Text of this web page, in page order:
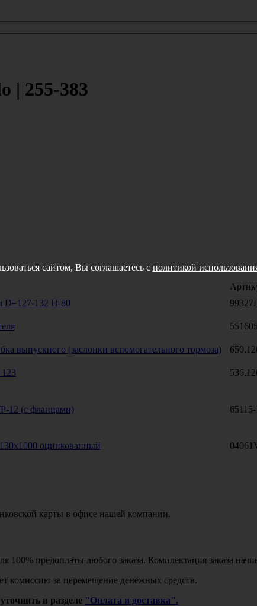
| 255-383
D=127-132 H-80
выпускного (заслонки вспомогательного тормоза)
12 (с фланцами)
оцинкованный
карты в офисе нашей компании.
предоплаты любого заказа. Комплектация заказа
за перемещение денежных средств.
в разделе "Оплата и доставка".
сайтом, Вы соглашаетесь с политикой